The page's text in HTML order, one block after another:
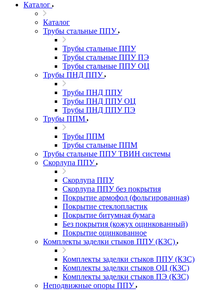
Каталог
Каталог
Трубы стальные ППУ
Трубы стальные ППУ
Трубы стальные ППУ ПЭ
Трубы стальные ППУ ОЦ
Трубы ПНД ППУ
Трубы ПНД ППУ
Трубы ПНД ППУ ОЦ
Трубы ПНД ППУ ПЭ
Трубы ППМ
Трубы ППМ
Трубы стальные ППМ
Трубы стальные ППУ ТВИН системы
Скорлупа ППУ
Скорлупа ППУ
Скорлупа ППУ без покрытия
Покрытие армофол (фольгированная)
Покрытие стеклопластик
Покрытие битумная бумага
Без покрытия (кожух оцинкованный)
Покрытие оцинкованное
Комплекты заделки стыков ППУ (КЗС)
Комплекты заделки стыков ППУ (КЗС)
Комплекты заделки стыков ОЦ (КЗС)
Комплекты заделки стыков ПЭ (КЗС)
Неподвижные опоры ППУ